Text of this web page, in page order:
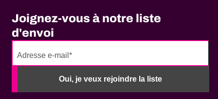
Joignez-vous à notre liste
d'envoi
Oui, je veux rejoindre la liste
No
fill